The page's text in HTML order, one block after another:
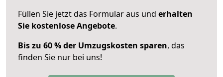
Füllen Sie jetzt das Formular aus und erhalten
Sie kostenlose Angebote.
Bis zu 60 % der Umzugskosten sparen, das
finden Sie nur bei uns!